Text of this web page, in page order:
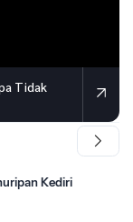
Tidak
Kediri